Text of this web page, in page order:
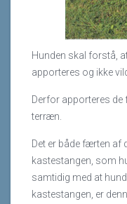
Hunden skal forstå,
apporteres og ikke
Derfor apporteres de
terræn.
Det er både færten af
kastestangen, som
samtidig med at
kastestangen, er